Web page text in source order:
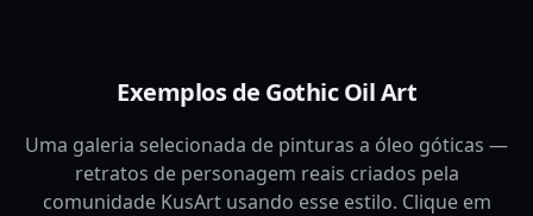
Exemplos de Gothic Oil Art
Uma galeria selecionada de pinturas a óleo góticas —
retratos de personagem reais criados pela
comunidade KusArt usando esse estilo. Clique em